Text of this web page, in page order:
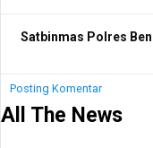
Satbinmas Polres
Posting Komentar
All The News